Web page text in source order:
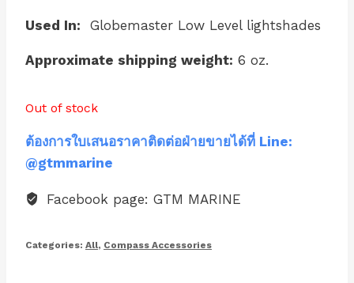
Used In: Globemaster Low Level lightshades
Approximate shipping weight: 6 oz.
Out of stock
ต้องการใบเสนอราคาติดต่อฝ่ายขายได้ที่ Line:
@gtmmarine
Facebook page: GTM MARINE
Categories: All, Compass Accessories